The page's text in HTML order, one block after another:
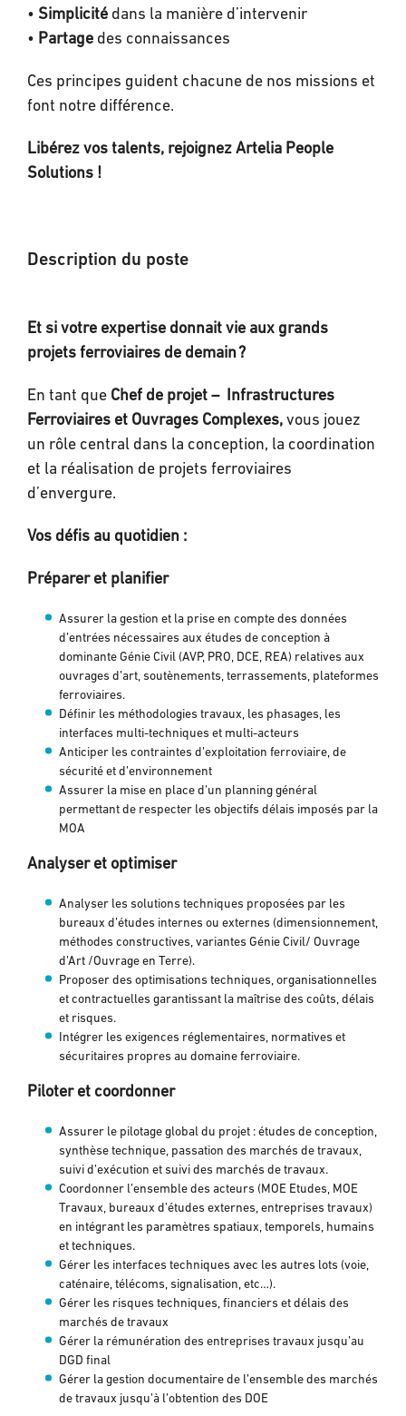
• Simplicité dans la manière d’intervenir
• Partage des connaissances
Ces principes guident chacune de nos missions et
font notre différence.
Libérez vos talents, rejoignez Artelia People
Solutions !
Description du poste
Et si votre expertise donnait vie aux grands
projets ferroviaires de demain ?
En tant que Chef de projet – Infrastructures
Ferroviaires et Ouvrages Complexes, vous jouez
un rôle central dans la conception, la coordination
et la réalisation de projets ferroviaires
d’envergure.
Vos défis au quotidien :
Préparer et planifier
Assurer la gestion et la prise en compte des données
d’entrées nécessaires aux études de conception à
dominante Génie Civil (AVP, PRO, DCE, REA) relatives aux
ouvrages d’art, soutènements, terrassements, plateformes
ferroviaires.
Définir les méthodologies travaux, les phasages, les
interfaces multi-techniques et multi-acteurs
Anticiper les contraintes d’exploitation ferroviaire, de
sécurité et d’environnement
Assurer la mise en place d’un planning général
permettant de respecter les objectifs délais imposés par la
MOA
Analyser et optimiser
Analyser les solutions techniques proposées par les
bureaux d’études internes ou externes (dimensionnement,
méthodes constructives, variantes Génie Civil/ Ouvrage
d’Art /Ouvrage en Terre).
Proposer des optimisations techniques, organisationnelles
et contractuelles garantissant la maîtrise des coûts, délais
et risques.
Intégrer les exigences réglementaires, normatives et
sécuritaires propres au domaine ferroviaire.
Piloter et coordonner
Assurer le pilotage global du projet : études de conception,
synthèse technique, passation des marchés de travaux,
suivi d’exécution et suivi des marchés de travaux.
Coordonner l’ensemble des acteurs (MOE Etudes, MOE
Travaux, bureaux d’études externes, entreprises travaux)
en intégrant les paramètres spatiaux, temporels, humains
et techniques.
Gérer les interfaces techniques avec les autres lots (voie,
caténaire, télécoms, signalisation, etc…).
Gérer les risques techniques, financiers et délais des
marchés de travaux
Gérer la rémunération des entreprises travaux jusqu’au
DGD final
Gérer la gestion documentaire de l’ensemble des marchés
de travaux jusqu’à l’obtention des DOE